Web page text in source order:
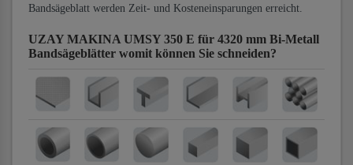
Bandsägeblatt werden Zeit- und Kosteneinsparungen erreicht.
UZAY MAKINA UMSY 350 E für 4320 mm Bi-Metall
Bandsägeblätter womit können Sie schneiden?